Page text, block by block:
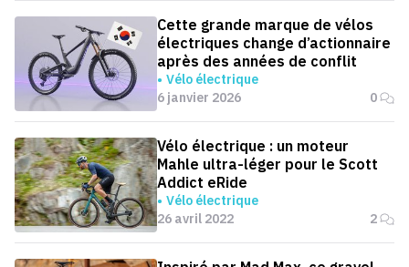
Cette grande marque de vélos
électriques change d’actionnaire
après des années de conflit
Vélo électrique
6 janvier 2026
0
Vélo électrique : un moteur
Mahle ultra-léger pour le Scott
Addict eRide
Vélo électrique
26 avril 2022
2